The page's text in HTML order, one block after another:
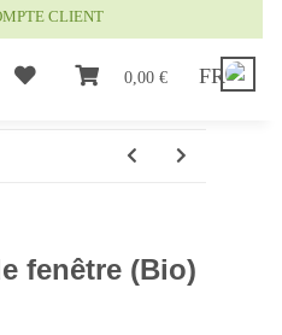
CLIENT
0,00 € FR
fenêtre (Bio)